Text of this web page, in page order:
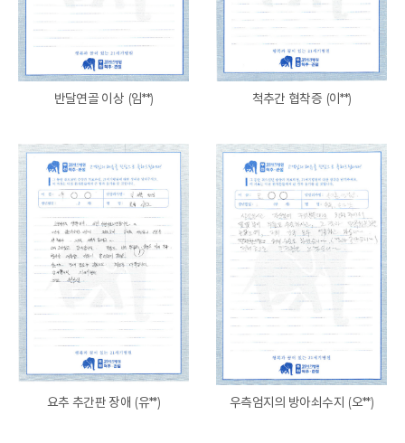
반달연골 이상 (임**) 척추간 협착증 (이**)
요추 추간판 장애 (유**) 우측엄지의 방아쇠수지 (오**)